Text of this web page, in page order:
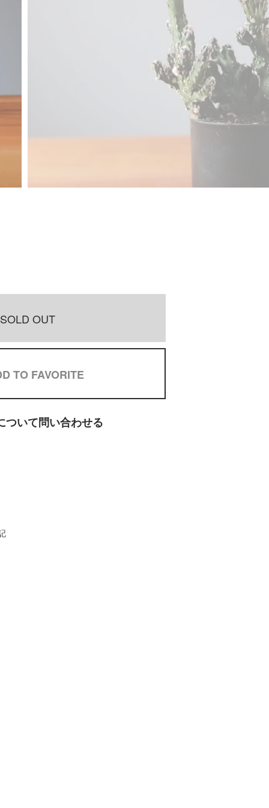
SOLD OUT
TO FAVORITE
ついて問い合わせる